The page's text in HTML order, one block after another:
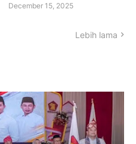
December 15, 2025
Lebih lama